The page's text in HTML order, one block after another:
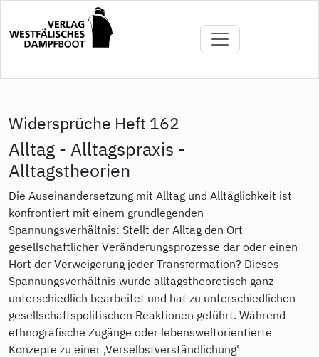
Inhalt
Widersprüche Heft 162
Alltag - Alltagspraxis -
Alltagstheorien
Die Auseinandersetzung mit Alltag und Alltäglichkeit ist
konfrontiert mit einem grundlegenden
Spannungsverhältnis: Stellt der Alltag den Ort
gesellschaftlicher Veränderungsprozesse dar oder einen
Hort der Verweigerung jeder Transformation? Dieses
Spannungsverhältnis wurde alltagstheoretisch ganz
unterschiedlich bearbeitet und hat zu unterschiedlichen
gesellschaftspolitischen Reaktionen geführt. Während
ethnografische Zugänge oder lebensweltorientierte
Konzepte zu einer ‚Verselbstverständlichung'